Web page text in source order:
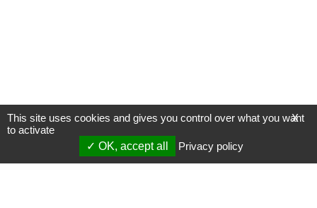
X
This site uses cookies and gives you control over what you want
to activate
OK, accept all
Privacy policy